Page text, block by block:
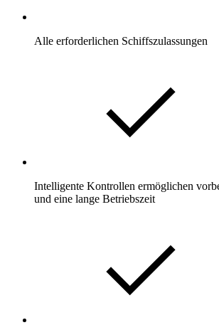
Alle erforderlichen Schiffszulassungen
Intelligente Kontrollen ermöglichen
und eine lange Betriebszeit